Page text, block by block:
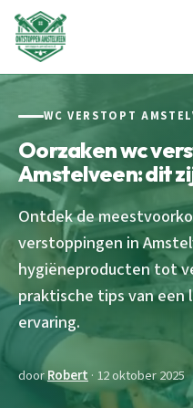
WC VERSTOPT
Oorzaken wc
Amstelveen: dit
Ontdek de
verstoppingen in
hygiëneproducten tot
praktische tips van een
ervaring.
doorRobert · 12 oktober 2025